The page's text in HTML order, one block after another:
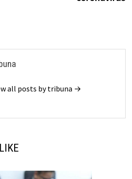
all posts by tribuna →